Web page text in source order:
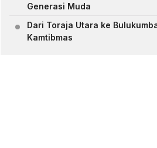
Generasi Muda
Dari Toraja Utara ke
Kamtibmas